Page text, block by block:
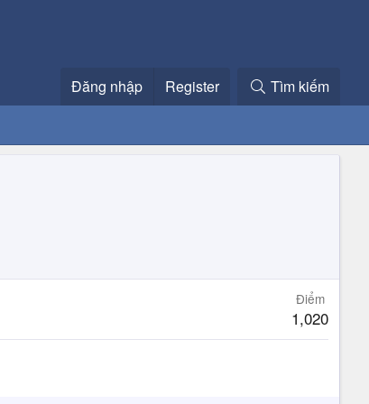
Đăng nhập Register Tìm kiếm
Điểm
1,020